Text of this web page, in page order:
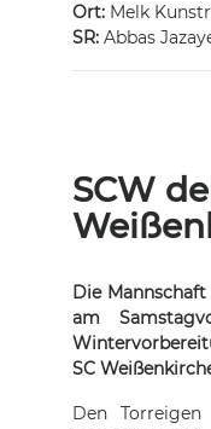
Ort: Melk
SR: Abbas
SCW
Die
am
SC
Den